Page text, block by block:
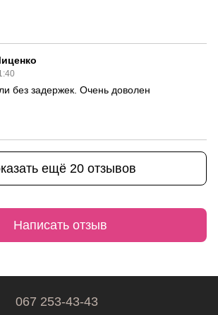
без задержек. Очень доволен
ещё 20 отзывов
Написать отзыв
067 253-43-43